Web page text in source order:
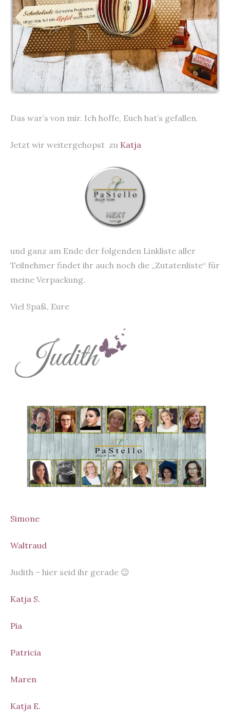
Das war’s von mir. Ich hoffe, Euch hat’s gefallen.
Jetzt wir weitergehopst zu Katja
und ganz am Ende der folgenden Linkliste aller
Teilnehmer findet ihr auch noch die „Zutatenliste“ für
meine Verpackung.
Viel Spaß, Eure
Simone
Waltraud
Judith – hier seid ihr gerade 😉
Katja S.
Pia
Patricia
Maren
Katja E.